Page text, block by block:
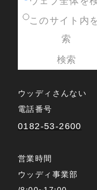
このサイト内
索
ウッディさんない
電話番号
0182-53-2600
営業時間
ウッディ事業部